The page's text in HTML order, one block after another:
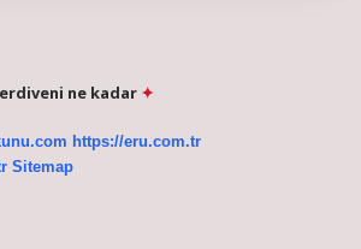
ne kadar
https://eru.com.tr
Sitemap